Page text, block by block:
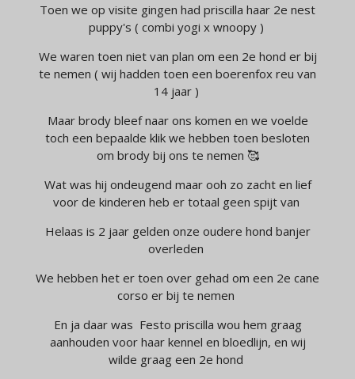
Toen we op visite gingen had priscilla haar 2e nest
puppy's ( combi yogi x wnoopy )
We waren toen niet van plan om een 2e hond er bij
te nemen ( wij hadden toen een boerenfox reu van
14 jaar )
Maar brody bleef naar ons komen en we voelde
toch een bepaalde klik we hebben toen besloten
om brody bij ons te nemen 🥰
Wat was hij ondeugend maar ooh zo zacht en lief
voor de kinderen heb er totaal geen spijt van
Helaas is 2 jaar gelden onze oudere hond banjer
overleden
We hebben het er toen over gehad om een 2e cane
corso er bij te nemen
En ja daar was Festo priscilla wou hem graag
aanhouden voor haar kennel en bloedlijn, en wij
wilde graag een 2e hond